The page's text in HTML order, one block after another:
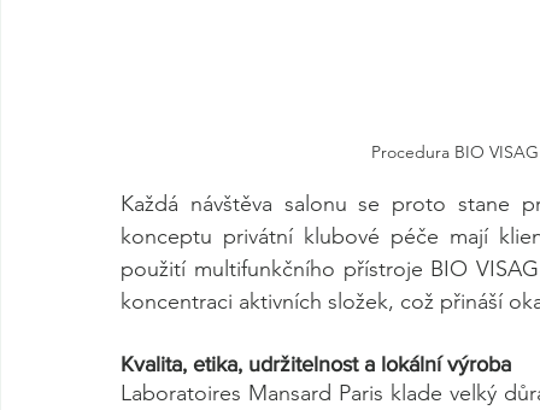
Procedura BIO
Každá návštěva salonu se proto stane
konceptu privátní klubové péče mají
použití multifunkčního přístroje BIO
koncentraci aktivních složek, což přináší
Kvalita, etika, udržitelnost a lokální výroba
Laboratoires Mansard Paris klade velký